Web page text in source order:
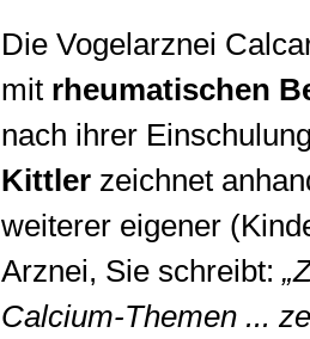
Die Vogelarznei
mit rheumatischen
nach ihrer
Kittler zeichnet
weiterer eigener
Arznei, Sie schreibt:
Calcium-Themen ...